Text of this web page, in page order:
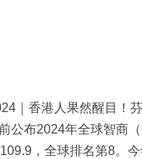
專
｜香港人果然醒目！
公布2024年全球智商
，全球排名第8。